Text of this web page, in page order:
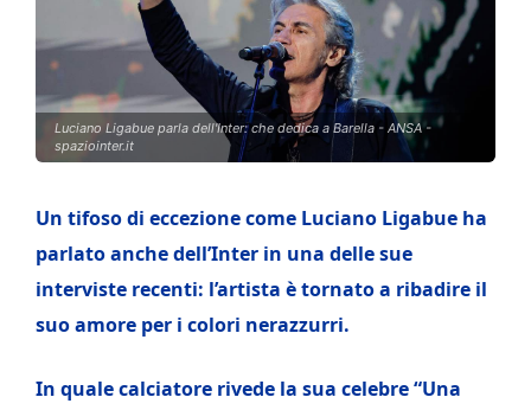
Luciano Ligabue parla dell'Inter: che dedica a Barella - ANSA -
spaziointer.it
Un tifoso di eccezione come Luciano Ligabue ha
parlato anche dell’Inter in una delle sue
interviste recenti: l’artista è tornato a ribadire il
suo amore per i colori nerazzurri.
In quale calciatore rivede la sua celebre “Una